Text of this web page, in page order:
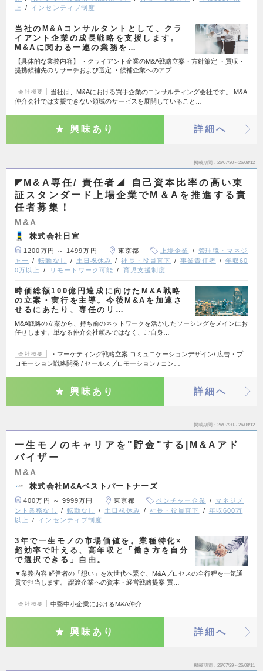
上
インセンティブ制度
当社のM&Aコンサルタントとして、クラ
イアント企業の成長戦略を支援します。
M&Aに関わる一連の業務を…
【具体的な業務内容】 ・クライアント企業のM&A戦略立案・方針策定 ・買収・
提携候補先のリサーチおよび選定 ・候補企業へのアプ…
会社概要
当社は、M&Aにおける買手企業のコンサルティング会社です。 M&A
仲介会社では支援できない領域のサービスを展開していること…
興味あり 詳細へ
掲載期間 26/07/30～26/08/12
◤M&A専任/ 責任者◢ 自己資本比率の高い東
証スタンダード上場企業でM＆Aを推進する責
任者募集！
M&A
株式会社日宣
1200万円 ～ 1499万円 東京都 上場企業
管理職・マネジ
ャー
転勤なし 土日祝休み 社長・役員直下 事業責任者
年収60
0万以上
リモートワーク可能 育児支援制度
時価総額100億円達成に向けたM&A戦略
の立案・実行を主導。今後M&Aを加速さ
せるにあたり、専任のリ…
M&A戦略の立案から、持ち前のネットワークを活かしたソーシングをメインにお
任せします。単なる仲介会社頼みではなく、ご自身…
会社概要
・マーケティング戦略立案 コミュニケーションデザイン/ 広告・プ
ロモーション戦略開発 / セールスプロモーション / コン…
興味あり 詳細へ
掲載期間 26/07/30～26/08/12
一生モノのキャリアを"貯金"する|M&Aアド
バイザー
M&A
株式会社M&Aベストパートナーズ
400万円 ～ 9999万円 東京都 ベンチャー企業
マネジメ
ント業務なし
転勤なし 土日祝休み 社長・役員直下
年収600万
以上
インセンティブ制度
3年で一生モノの市場価値を。業種特化×
超効率で叶える、高年収と「働き方を自分
で選択できる」自由。
▼業務内容 経営者の「想い」を次世代へ繋ぐ、M&Aプロセスの全行程を一気通
貫で担当します。 譲渡企業への資本・経営戦略提案 買…
会社概要 中堅中小企業におけるM&A仲介
興味あり 詳細へ
掲載期間 26/07/29～26/08/11